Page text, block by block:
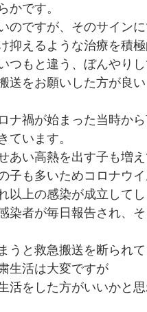
かです。
のですが、そのサイン
抑えるような治療を積
つもと違う、ぼんやり
送をお願いした方が良い
ナ禍が始まった当時か
ています。
あい高熱を出す子も増え
子も多いためコロナウ
以上の感染が成立して
染者が毎日報告され、
うと救急搬送を断られ
生活は大変ですが
活をした方がいいかと思